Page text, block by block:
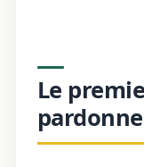
Le